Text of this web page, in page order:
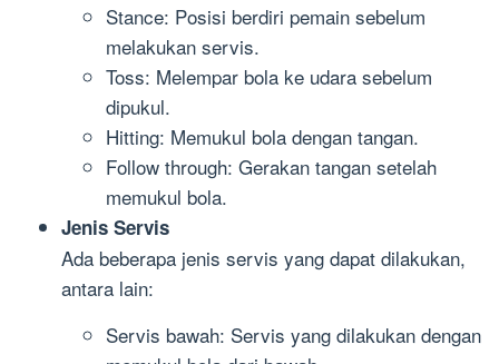
Stance: Posisi berdiri pemain sebelum
melakukan servis.
Toss: Melempar bola ke udara sebelum
dipukul.
Hitting: Memukul bola dengan tangan.
Follow through: Gerakan tangan setelah
memukul bola.
Jenis Servis
Ada beberapa jenis servis yang dapat dilakukan,
antara lain:
Servis bawah: Servis yang dilakukan dengan